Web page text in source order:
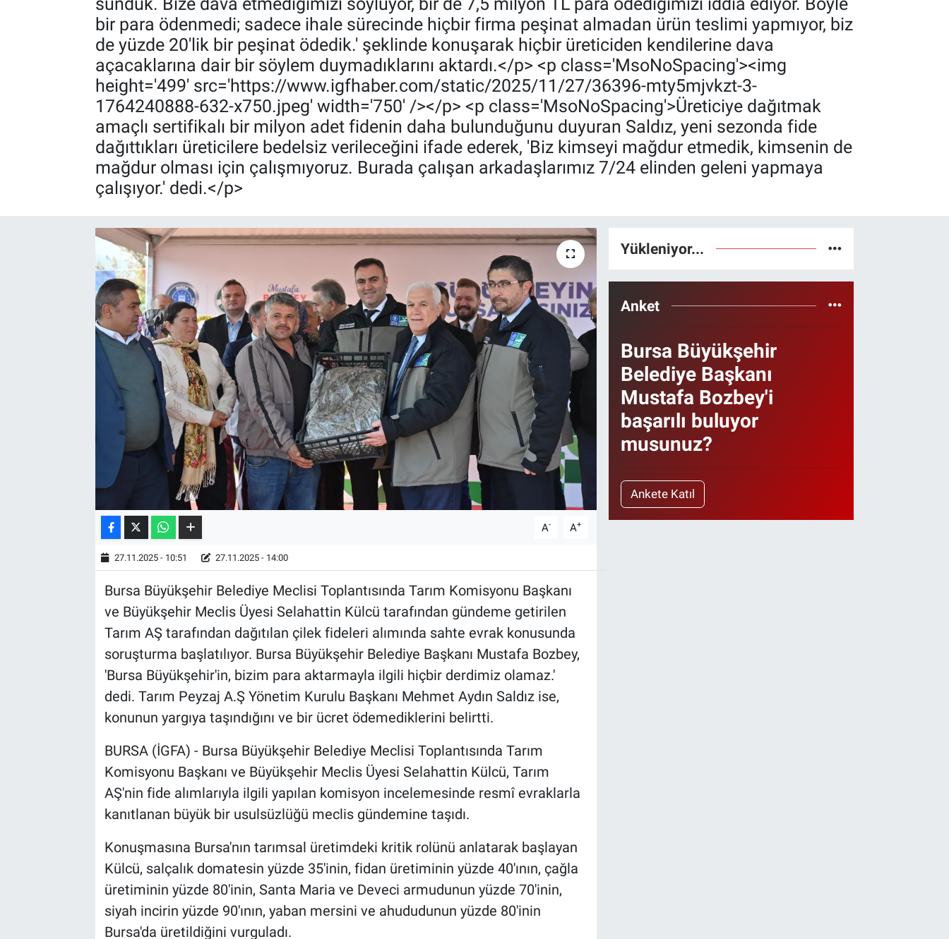
bir para ödenmedi; sadece ihale sürecinde hiçbir firma peşinat almadan ürün teslimi yapmıyor, biz
de yüzde 20'lik bir peşinat ödedik.' şeklinde konuşarak hiçbir üreticiden kendilerine dava
açacaklarına dair bir söylem duymadıklarını aktardı.</p> <p class='MsoNoSpacing'><img
height='499' src='https://www.igfhaber.com/static/2025/11/27/36396-mty5mjvkzt-3-
1764240888-632-x750.jpeg' width='750' /></p> <p class='MsoNoSpacing'>Üreticiye dağıtmak
amaçlı sertifikalı bir milyon adet fidenin daha bulunduğunu duyuran Saldız, yeni sezonda fide
dağıttıkları üreticilere bedelsiz verileceğini ifade ederek, 'Biz kimseyi mağdur etmedik, kimsenin de
mağdur olması için çalışmıyoruz. Burada çalışan arkadaşlarımız 7/24 elinden geleni yapmaya
çalışıyor.' dedi.</p>
A- A+
27.11.2025 - 10:51 27.11.2025 - 14:00
Bursa Büyükşehir Belediye Meclisi Toplantısında Tarım Komisyonu Başkanı
ve Büyükşehir Meclis Üyesi Selahattin Külcü tarafından gündeme getirilen
Tarım AŞ tarafından dağıtılan çilek fideleri alımında sahte evrak konusunda
soruşturma başlatılıyor. Bursa Büyükşehir Belediye Başkanı Mustafa Bozbey,
'Bursa Büyükşehir'in, bizim para aktarmayla ilgili hiçbir derdimiz olamaz.'
dedi. Tarım Peyzaj A.Ş Yönetim Kurulu Başkanı Mehmet Aydın Saldız ise,
konunun yargıya taşındığını ve bir ücret ödemediklerini belirtti.
BURSA (İGFA) - Bursa Büyükşehir Belediye Meclisi Toplantısında Tarım
Komisyonu Başkanı ve Büyükşehir Meclis Üyesi Selahattin Külcü, Tarım
AŞ'nin fide alımlarıyla ilgili yapılan komisyon incelemesinde resmî evraklarla
kanıtlanan büyük bir usulsüzlüğü meclis gündemine taşıdı.
Konuşmasına Bursa'nın tarımsal üretimdeki kritik rolünü anlatarak başlayan
Külcü, salçalık domatesin yüzde 35'inin, fidan üretiminin yüzde 40'ının, çağla
üretiminin yüzde 80'inin, Santa Maria ve Deveci armudunun yüzde 70'inin,
siyah incirin yüzde 90'ının, yaban mersini ve ahududunun yüzde 80'inin
Bursa'da üretildiğini vurguladı.
Yükleniyor...
Anket
Bursa Büyükşehir
Belediye Başkanı
Mustafa Bozbey'i
başarılı buluyor
musunuz?
Ankete Katıl